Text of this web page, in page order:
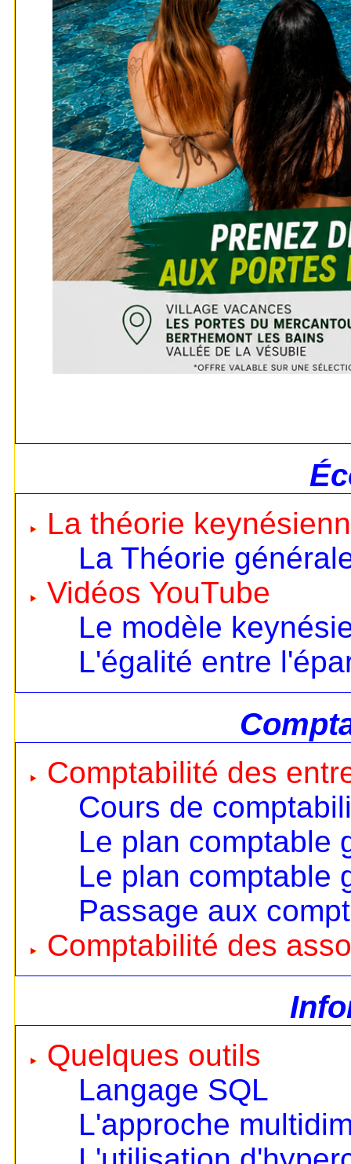
La théorie
La Théorie
Vidéos YouTube
Le modèle
L'égalité entre
Comptabilité des
Cours de
Le plan comptable
Le plan comptable
Passage aux
Comptabilité des
Quelques outils
Langage SQL
L'approche